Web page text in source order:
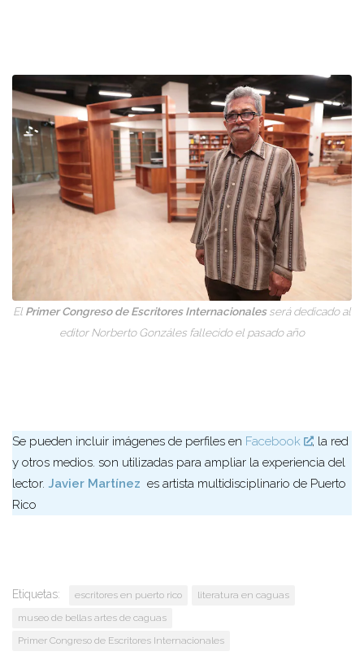
El Primer Congreso de Escritores Internacionalesserá dedicado al
editor Norberto Gonzáles fallecido el pasado año
Se pueden incluir imágenes de perfiles en Facebook
, la red
y otros medios. son utilizadas para ampliar la experiencia del
lector. Javier Martínez es artista multidisciplinario de Puerto
Rico
Etiquetas: escritores en puerto rico
literatura en caguas
museo de bellas artes de caguas
Primer Congreso de Escritores Internacionales